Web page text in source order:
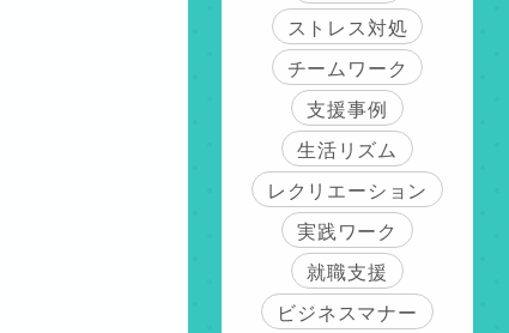
ストレス対処
チームワーク
支援事例
生活リズム
レクリエーション
実践ワーク
就職支援
ビジネスマナー